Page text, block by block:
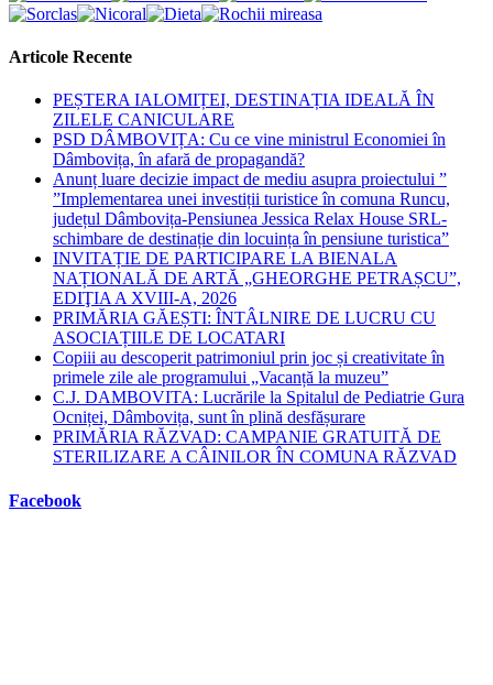
Articole Recente
PEȘTERA IALOMIȚEI, DESTINAȚIA IDEALĂ ÎN
ZILELE CANICULARE
PSD DÂMBOVIȚA: Cu ce vine ministrul Economiei în
Dâmbovița, în afară de propagandă?
Anunț luare decizie impact de mediu asupra proiectului ”
”Implementarea unei investiții turistice în comuna Runcu,
județul Dâmbovița-Pensiunea Jessica Relax House SRL-
schimbare de destinație din locuința în pensiune turistica”
INVITAȚIE DE PARTICIPARE LA BIENALA
NAȚIONALĂ DE ARTĂ „GHEORGHE PETRAȘCU”,
EDIŢIA A XVIII-A, 2026
PRIMĂRIA GĂEȘTI: ÎNTÂLNIRE DE LUCRU CU
ASOCIAȚIILE DE LOCATARI
Copiii au descoperit patrimoniul prin joc și creativitate în
primele zile ale programului „Vacanță la muzeu”
C.J. DAMBOVITA: Lucrările la Spitalul de Pediatrie Gura
Ocniței, Dâmbovița, sunt în plină desfășurare
PRIMĂRIA RĂZVAD: CAMPANIE GRATUITĂ DE
STERILIZARE A CÂINILOR ÎN COMUNA RĂZVAD
Facebook